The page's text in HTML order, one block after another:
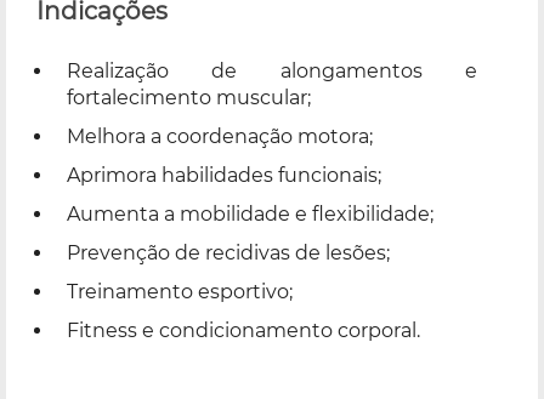
Indicações
Realização de alongamentos e
fortalecimento muscular;
Melhora a coordenação motora;
Aprimora habilidades funcionais;
Aumenta a mobilidade e flexibilidade;
Prevenção de recidivas de lesões;
Treinamento esportivo;
Fitness e condicionamento corporal.